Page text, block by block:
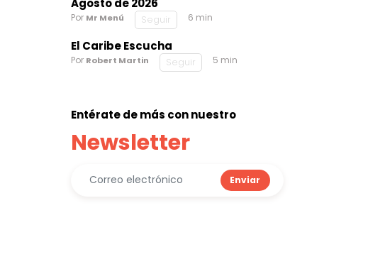
Agosto de 2026
Por Mr Menú Seguir 6 min
El Caribe Escucha
Por Robert Martin Seguir 5 min
Entérate de más con nuestro
Newsletter
Enviar